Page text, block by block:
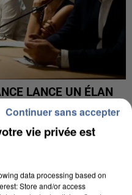
LANCE UN ÉLAN
vie privée est
data processing based on
Store and/or access
Continuer sans accepter